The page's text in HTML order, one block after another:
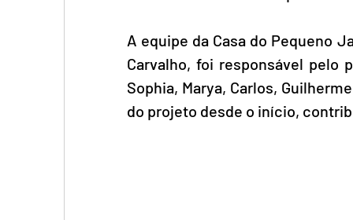
A equipe da Casa do Pequeno
Carvalho, foi responsável pelo
Sophia, Marya, Carlos,
do projeto desde o início,